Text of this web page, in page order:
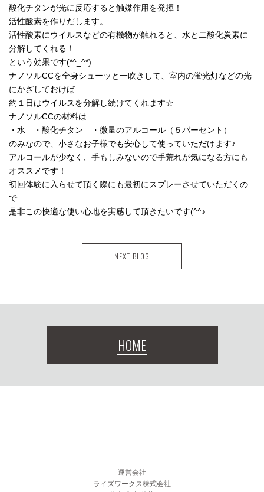
酸化チタンが光に反応すると触媒作用を発揮！
活性酸素を作りだします。
活性酸素にウイルスなどの有機物が触れると、水と二酸化炭素に
分解してくれる！
という効果です(*^_^*)
ナノソルCCを全身シューッと一吹きして、室内の蛍光灯などの光
にかざしておけば
約１日はウイルスを分解し続けてくれます☆
ナノソルCCの材料は
・水 ・酸化チタン ・微量のアルコール（５パーセント）
のみなので、小さなお子様でも安心して使っていただけます♪
アルコールが少なく、手もしみないので手荒れが気になる方にも
オススメです！
初回体験に入らせて頂く際にも最初にスプレーさせていただくの
で
是非この快適な使い心地を実感して頂きたいです(^^♪
NEXT BLOG
HOME
-運営会社-
ライズワークス株式会社